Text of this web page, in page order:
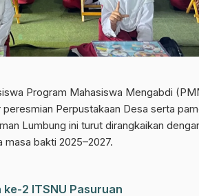
Program Mahasiswa Mengabdi
Perpustakaan Desa serta
Lumbung ini turut dirangkaikan
masa bakti 2025–2027.
2 ITSNU Pasuruan